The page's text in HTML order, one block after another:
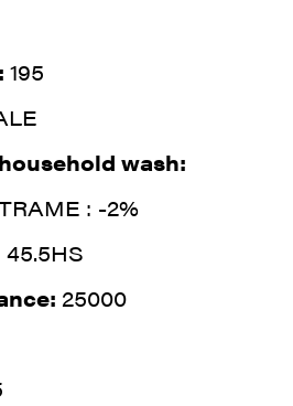
195
wash:
: -2%
45.5HS
25000